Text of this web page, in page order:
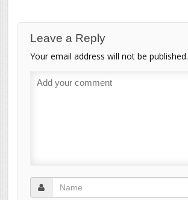
Leave a Reply
Your email address will not be published.